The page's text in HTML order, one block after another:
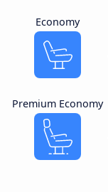
Economy
Premium Economy